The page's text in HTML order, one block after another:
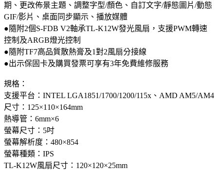
期、更改佈景主題、調整字型/顏色、自訂文字/靜態圖片/動態
GIF/影片、桌面同步顯示、播放媒體
●隨附2個S-FDB V2軸承TL-K12W發光風扇，支援PWM轉速
控制及ARGB燈光控制
●隨附TF7高品質散熱膏及1對2風扇分接線
●出示保固卡及購買發票可享有3年免費維修服務
規格：
支援平台：INTEL LGA1851/1700/1200/115x、AMD AM5/AM4
尺寸：125×110×164mm
熱導管：6mm×6
螢幕尺寸：5吋
螢幕解析度：480×854
螢幕種類：IPS
TL-K12W風扇尺寸：120×120×25mm